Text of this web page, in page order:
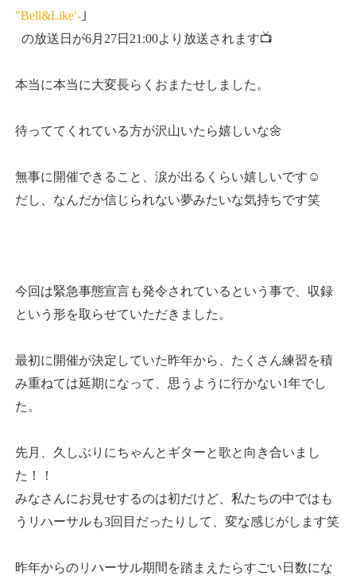
″Bell&Like′- ｣
の放送日が6月27日21:00より放送されます📺
本当に本当に大変長らくおまたせしました。
待っててくれている方が沢山いたら嬉しいな🌼
無事に開催できること、涙が出るくらい嬉しいです☺️
だし、なんだか信じられない夢みたいな気持ちです笑
今回は緊急事態宣言も発令されているという事で、収録
という形を取らせていただきました。
最初に開催が決定していた昨年から、たくさん練習を積
み重ねては延期になって、思うように行かない1年でし
た。
先月、久しぶりにちゃんとギターと歌と向き合いまし
た！！
みなさんにお見せするのは初だけど、私たちの中ではも
うリハーサルも3回目だったりして、変な感じがします笑
昨年からのリハーサル期間を踏まえたらすごい日数にな